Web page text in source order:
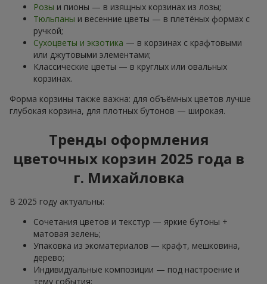
Розы и пионы — в изящных корзинах из лозы;
Тюльпаны и весенние цветы — в плетёных формах с
ручкой;
Сухоцветы и экзотика — в корзинах с крафтовыми
или джутовыми элементами;
Классические цветы — в круглых или овальных
корзинах.
Форма корзины также важна: для объёмных цветов лучше
глубокая корзина, для плотных бутонов — широкая.
Тренды оформления
цветочных корзин 2025 года в
г. Михайловка
В 2025 году актуальны:
Сочетания цветов и текстур — яркие бутоны +
матовая зелень;
Упаковка из экоматериалов — крафт, мешковина,
дерево;
Индивидуальные композиции — под настроение и
тему события;